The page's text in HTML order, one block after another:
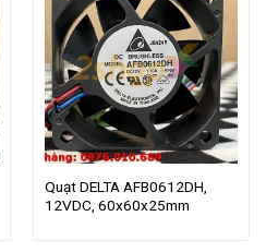
Quạt DELTA AFB0612DH,
12VDC, 60x60x25mm